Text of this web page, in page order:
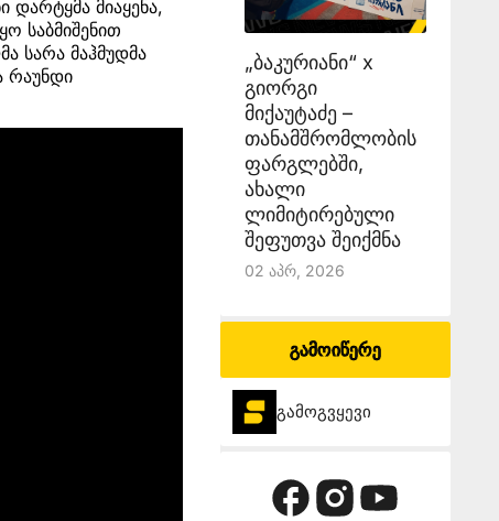
დარტყმა მიაყენა,
საბმიშენით
სარა მაჰმუდმა
რაუნდი
„ბაკურიანი“ x
გიორგი
მიქაუტაძე –
თანამშრომლობის
ფარგლებში,
ახალი
ლიმიტირებული
შეფუთვა შეიქმნა
02 Აპრ, 2026
გამოიწერე
გამოგვყევი